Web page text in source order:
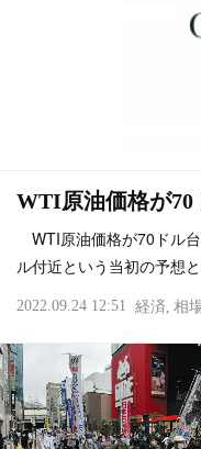
WTI原油価格が70
WTI原油価格が70ドル
ル付近という当初の予想
2022.09.24 12:51 経済 相